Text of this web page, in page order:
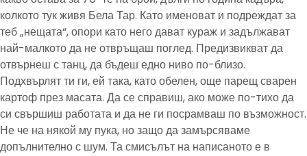
колкото тук живя Бела Тар. Като именоват и подреждат за
теб „нещата“, опори като него дават кураж и задължават
най-малкото да не отвръщаш поглед. Предизвикват да
отвърнеш с танц, да бъдеш едно ниво по-близо.
Подхвърлят ти ги, ей така, като обелен, още парещ сварен
картоф през масата. Да се справиш, ако може по-тихо да
си свършиш работата и да не ги посрамваш по възможност.
Не че на някой му пука, но защо да замърсяваме
допълнително с шум. Та смисълът на написаното е в